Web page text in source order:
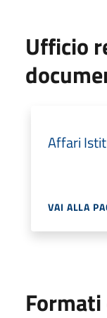
Ufficio
Affari
VAI ALLA